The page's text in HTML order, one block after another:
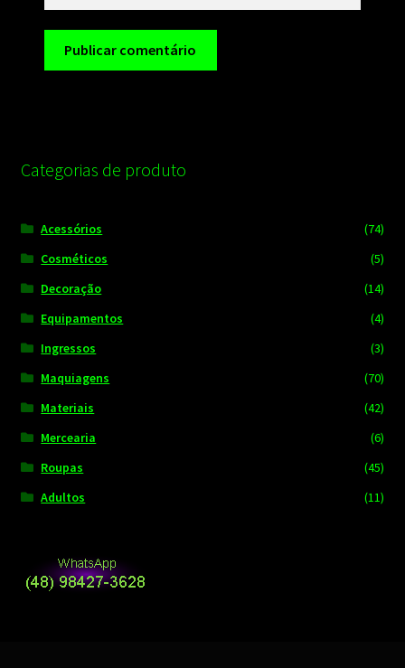
Categorias de produto
Acessórios
(74)
Cosméticos
(5)
Decoração
(14)
Equipamentos
(4)
Ingressos
(3)
Maquiagens
(70)
Materiais
(42)
Mercearia
(6)
Roupas
(45)
Adultos
(11)